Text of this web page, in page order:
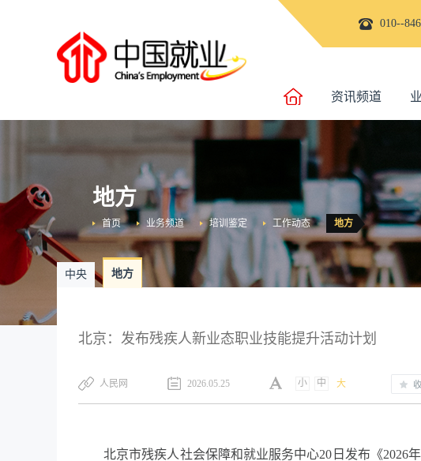
010--
资讯频道
地方
地方
工作动态
培训鉴定
业务频道
首页
中央 地方
北京：发布残疾人新业态职业技能提升活动计划
​人民网 2026.05.25 小 中 大
北京市残疾人社会保障和就业服务中心20日发布《2026